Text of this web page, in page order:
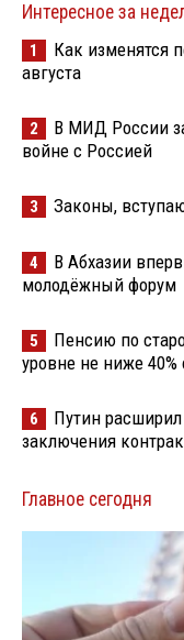
Интересное за
1
Как изменятся
августа
2
В МИД России
войне с Россией
3 Законы,
4
В Абхазии
молодёжный форум
5
Пенсию по
уровне не ниже 40%
6
Путин
заключения
Главное сегодня